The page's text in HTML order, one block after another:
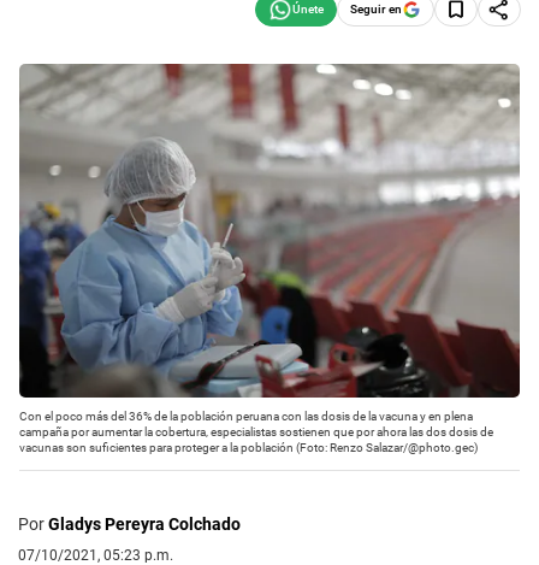
Seguir en
Con el poco más del 36% de la población peruana con las dosis de la vacuna y en plena
campaña por aumentar la cobertura, especialistas sostienen que por ahora las dos dosis de
vacunas son suficientes para proteger a la población (Foto: Renzo Salazar/@photo.gec)
PorGladys Pereyra Colchado
07/10/2021, 05:23 p.m.